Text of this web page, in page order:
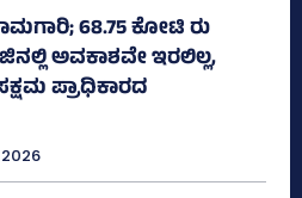
68.75 ಕೋಟಿ ರು
ಅವಕಾಶವೇ ಇರಲಿಲ್ಲ,
ಪ್ರಾಧಿಕಾರದ